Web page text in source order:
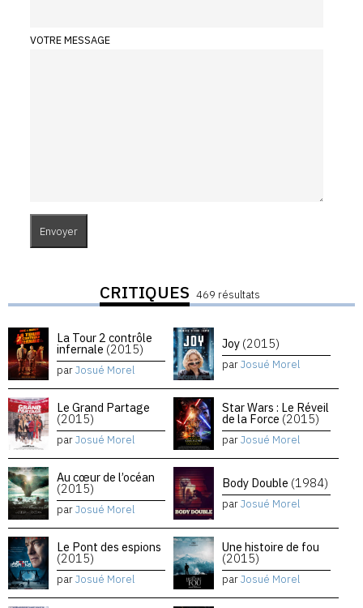
VOTRE MESSAGE
CRITIQUES 469 résultats
La Tour 2 contrôle
infernale (2015)
parJosué Morel
Joy (2015)
parJosué Morel
Le Grand Partage
(2015)
parJosué Morel
Star Wars : Le Réveil
de la Force (2015)
parJosué Morel
Au cœur de l’océan
(2015)
parJosué Morel
Body Double (1984)
parJosué Morel
Le Pont des espions
(2015)
parJosué Morel
Une histoire de fou
(2015)
parJosué Morel